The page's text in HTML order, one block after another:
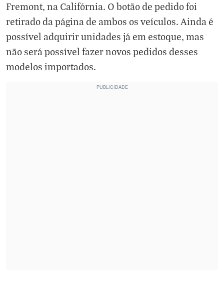
Fremont, na Califórnia. O botão de pedido foi
retirado da página de ambos os veículos. Ainda é
possível adquirir unidades já em estoque, mas
não será possível fazer novos pedidos desses
modelos importados.